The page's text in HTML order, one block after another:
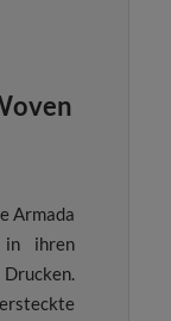
Armada
in ihren